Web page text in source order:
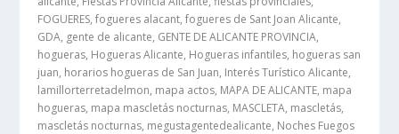
FOGUERES,fogueres alacant,fogueres de Sant Joan Alicante,
GDA, gente de alicante, GENTE DE ALICANTE PROVINCIA,
hogueras, Hogueras Alicante, Hogueras infantiles, hogueras san
juan, horarios hogueras de San Juan, Interés Turístico Alicante,
lamillorterretadelmon, mapa actos, MAPA DE ALICANTE, mapa
hogueras, mapa mascletás nocturnas, MASCLETA, mascletás,
mascletás nocturnas, megustagentedealicante, Noches Fuegos